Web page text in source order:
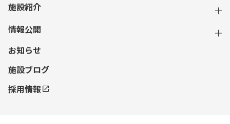
施設紹介
情報公開
お知らせ
施設ブログ
採用情報